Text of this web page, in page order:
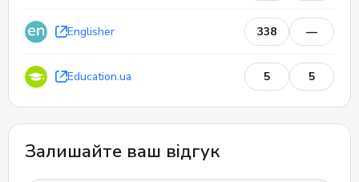
Englisher 338 —
Education.ua 5 5
Залишайте ваш відгук